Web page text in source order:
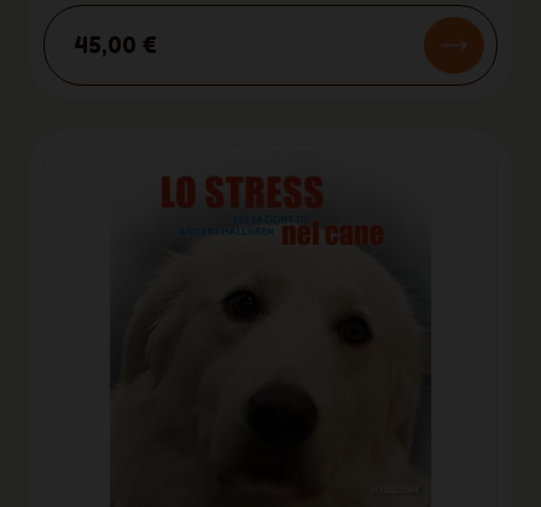
45,00 €